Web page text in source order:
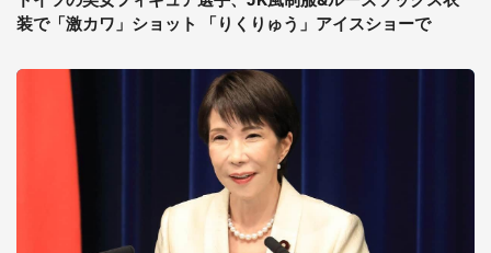
装で「激カワ」ショット 「りくりゅう」アイスショーで